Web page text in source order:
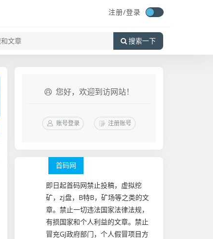
注册/登录
搜索一下
您好，欢迎到访网站！
账号登录 注册账号
首码网
即日起首码网禁止投稿，虚拟挖
矿，zj盘，B特B，矿场等之类的文
章。禁止一切违法国家法律法规，
有损国家和个人利益的文章。禁止
冒充GJ政府部门，个人假冒项目方